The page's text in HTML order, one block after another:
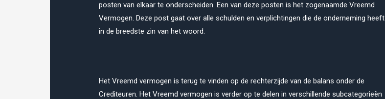
posten van elkaar te onderscheiden. Een van deze posten is het zogenaamde Vreemd
Vermogen. Deze post gaat over alle schulden en verplichtingen die de onderneming heeft
in de breedste zin van het woord.
Het Vreemd vermogen is terug te vinden op de rechterzijde van de balans onder de
Crediteuren. Het Vreemd vermogen is verder op te delen in verschillende subcategorieën